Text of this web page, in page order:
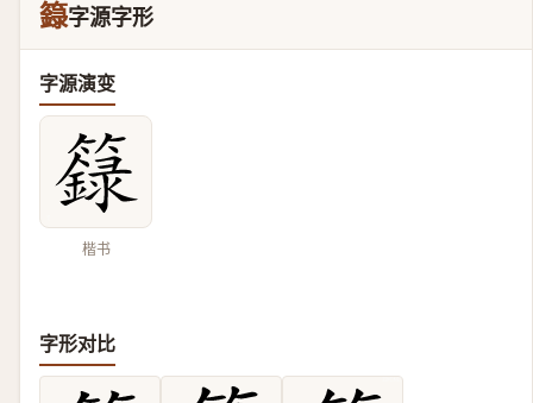
籙字源字形
字源演变
楷书
字形对比